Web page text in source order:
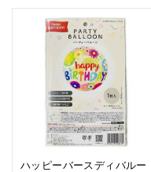
ハッピーバースディバルー